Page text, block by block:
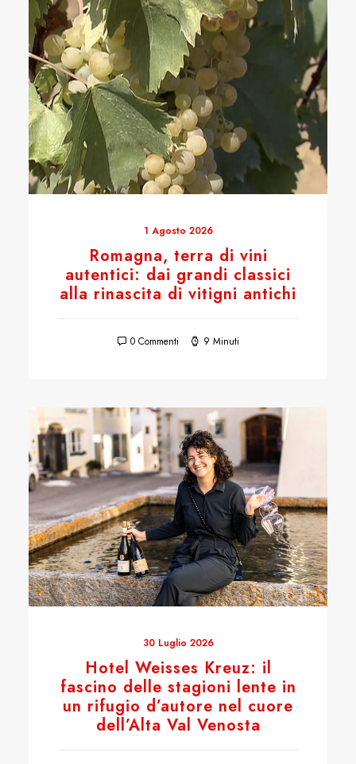
1 Agosto 2026
Romagna, terra di vini
autentici: dai grandi classici
alla rinascita di vitigni antichi
0 Commenti 9 Minuti
30 Luglio 2026
Hotel Weisses Kreuz: il
fascino delle stagioni lente in
un rifugio d’autore nel cuore
dell’Alta Val Venosta